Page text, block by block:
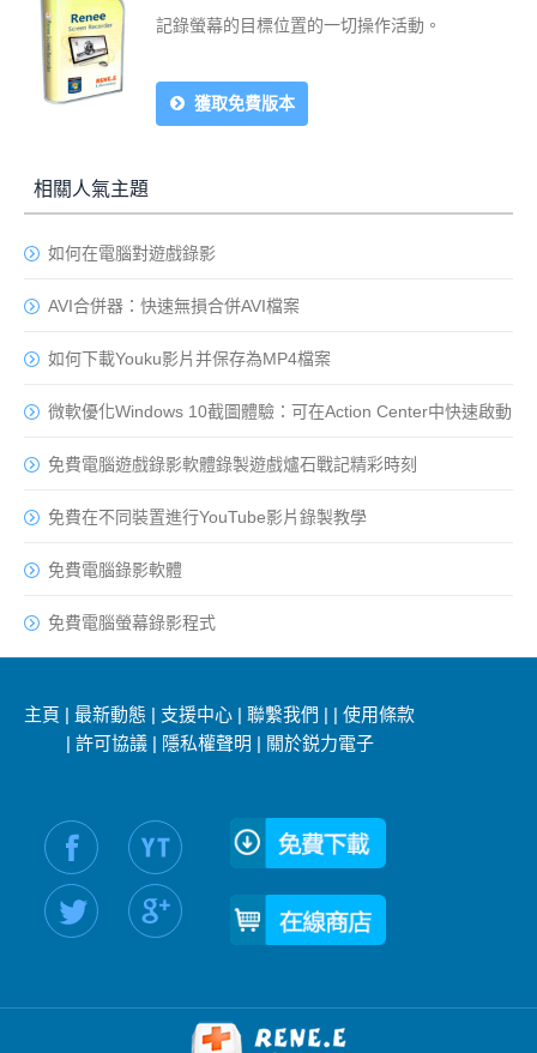
記錄螢幕的目標位置的一切操作活動。
獲取免費版本
相關人氣主題
如何在電腦對遊戲錄影
AVI合併器：快速無損合併AVI檔案
如何下載Youku影片并保存為MP4檔案
微軟優化Windows 10截圖體驗：可在Action Center中快速啟動
免費電腦遊戲錄影軟體錄製遊戲爐石戰記精彩時刻
免費在不同裝置進行YouTube影片錄製教學
免費電腦錄影軟體
免費電腦螢幕錄影程式
主頁 |最新動態 | 支援中心 |聯繫我們 | |使用條款
| 許可協議| 隱私權聲明 | 關於鋭力電子
社交媒體信息：